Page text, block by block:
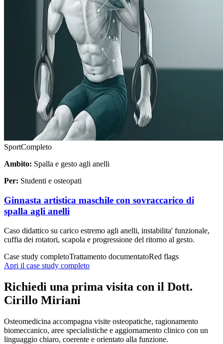
SportCompleto
Ambito: Spalla e gesto agli anelli
Per: Studenti e osteopati
Ginnasta artistica maschile con sovraccarico di
spalla agli anelli
Caso didattico su carico estremo agli anelli, instabilita' funzionale,
cuffia dei rotatori, scapola e progressione del ritorno al gesto.
Case study completoTrattamento documentatoRed flags
Apri il case study completo
Richiedi una prima visita con il Dott.
Cirillo Miriani
Osteomedicina accompagna visite osteopatiche, ragionamento
biomeccanico, aree specialistiche e aggiornamento clinico con un
linguaggio chiaro, coerente e orientato alla funzione.